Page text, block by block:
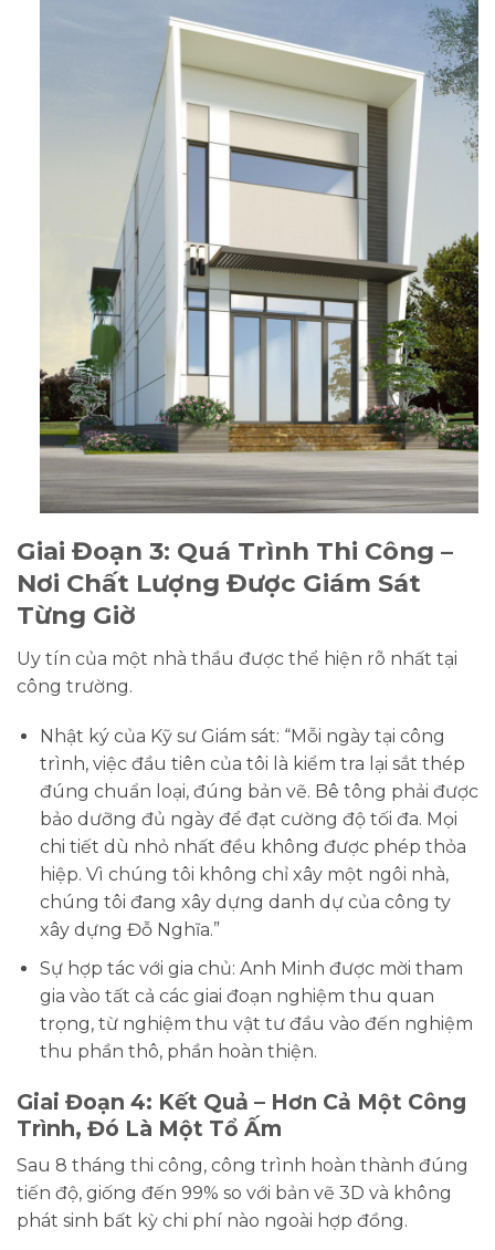
Giai Đoạn 3: Quá Trình Thi Công –
Nơi Chất Lượng Được Giám Sát
Từng Giờ
Uy tín của một nhà thầu được thể hiện rõ nhất tại
công trường.
Nhật ký của Kỹ sư Giám sát: “Mỗi ngày tại công
trình, việc đầu tiên của tôi là kiểm tra lại sắt thép
đúng chuẩn loại, đúng bản vẽ. Bê tông phải được
bảo dưỡng đủ ngày để đạt cường độ tối đa. Mọi
chi tiết dù nhỏ nhất đều không được phép thỏa
hiệp. Vì chúng tôi không chỉ xây một ngôi nhà,
chúng tôi đang xây dựng danh dự của công ty
xây dựng Đỗ Nghĩa.”
Sự hợp tác với gia chủ: Anh Minh được mời tham
gia vào tất cả các giai đoạn nghiệm thu quan
trọng, từ nghiệm thu vật tư đầu vào đến nghiệm
thu phần thô, phần hoàn thiện.
Giai Đoạn 4: Kết Quả – Hơn Cả Một Công
Trình, Đó Là Một Tổ Ấm
Sau 8 tháng thi công, công trình hoàn thành đúng
tiến độ, giống đến 99% so với bản vẽ 3D và không
phát sinh bất kỳ chi phí nào ngoài hợp đồng.